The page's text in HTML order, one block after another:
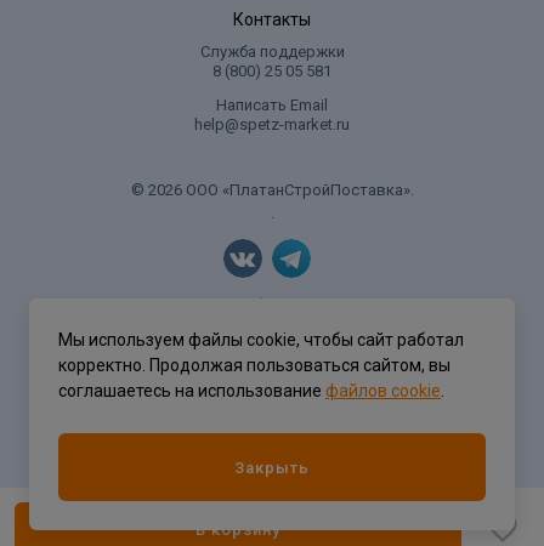
В корзину
Контакты
Служба поддержки
8 (800) 25 05 581
Написать Email
help@spetz-market.ru
© 2026 ООО «ПлатанСтройПоставка».
.
Политика конфиденциальности
Мы используем файлы cookie, чтобы сайт работал
корректно. Продолжая пользоваться сайтом, вы
соглашаетесь на использование файлов cookie
Закрыть